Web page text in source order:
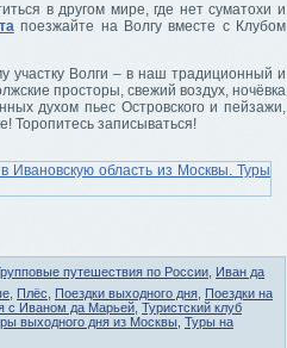
в другом мире, где нет суматохи и
поезжайте на Волгу вместе с Клубом
участку Волги – в наш традиционный и
просторы, свежий воздух, ночёвка
духом пьес Островского и пейзажи,
Торопитесь записываться!
путешествия по России
Иван да
, Плёс, Поездки выходного дня, Поездки на
с Иваном да Марьей, Туристский клуб
выходного дня из Москвы, Туры на